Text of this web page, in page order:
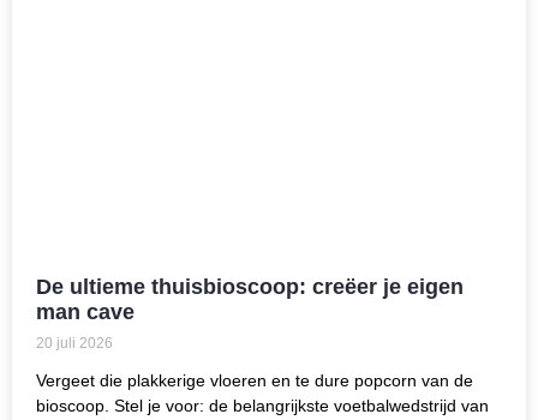
De ultieme thuisbioscoop: creëer je eigen
man cave
20 juli 2026
Vergeet die plakkerige vloeren en te dure popcorn van de
bioscoop. Stel je voor: de belangrijkste voetbalwedstrijd van